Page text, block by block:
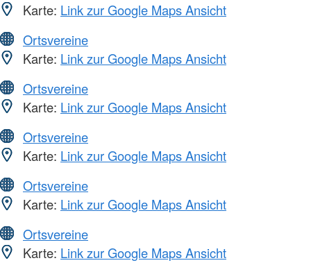
Karte: Link zur Google Maps Ansicht
Ortsvereine
Karte: Link zur Google Maps Ansicht
Ortsvereine
Karte: Link zur Google Maps Ansicht
Ortsvereine
Karte: Link zur Google Maps Ansicht
Ortsvereine
Karte: Link zur Google Maps Ansicht
Ortsvereine
Karte: Link zur Google Maps Ansicht